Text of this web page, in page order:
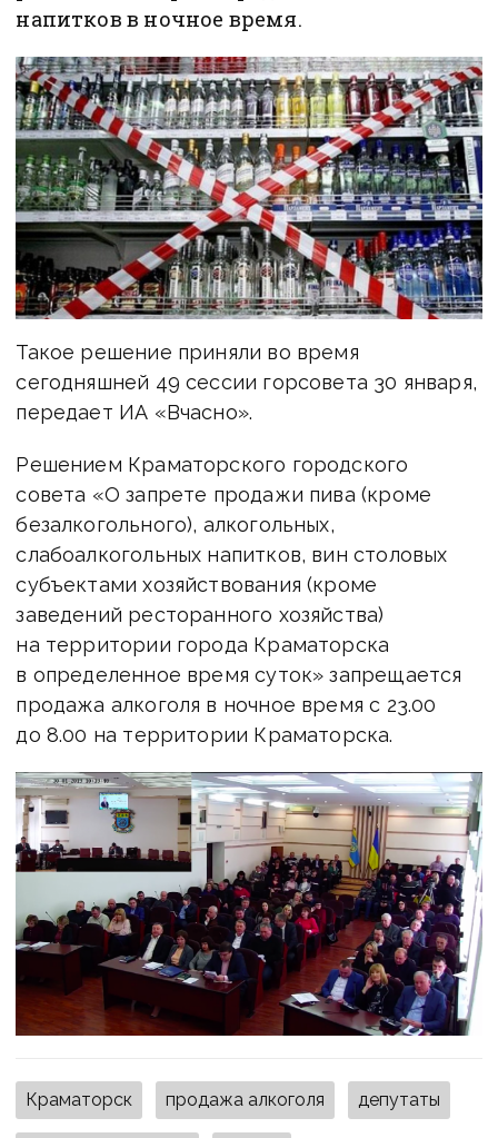
напитков в ночное время.
Такое решение приняли во время
сегодняшней 49 сессии горсовета 30 января,
передает ИА «Вчасно».
Решением Краматорского городского
совета «О запрете продажи пива (кроме
безалкогольного), алкогольных,
слабоалкогольных напитков, вин столовых
субъектами хозяйствования (кроме
заведений ресторанного хозяйства)
на территории города Краматорска
в определенное время суток» запрещается
продажа алкоголя в ночное время с 23.00
до 8.00 на территории Краматорска.
Краматорск продажа алкоголя депутаты